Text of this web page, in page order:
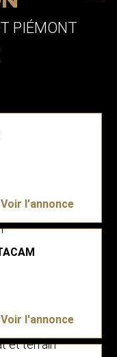
PIÉMONT
Voir l'annonce
Voir l'annonce